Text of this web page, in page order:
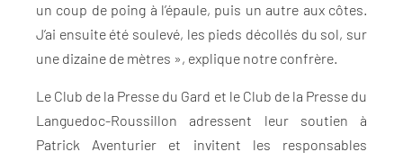
un coup de poing à l’épaule, puis un autre aux côtes.
J’ai ensuite été soulevé, les pieds décollés du sol, sur
une dizaine de mètres », explique notre confrère.
Le Club de la Presse du Gard et le Club de la Presse du
Languedoc-Roussillon adressent leur soutien à
Patrick Aventurier et invitent les responsables